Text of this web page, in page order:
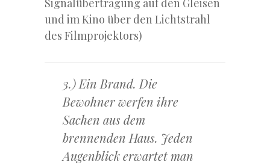
Signalübertragung auf den Gleisen
und im Kino über den Lichtstrahl
des Filmprojektors)
3.) Ein Brand. Die
Bewohner werfen ihre
Sachen aus dem
brennenden Haus. Jeden
Augenblick erwartet man